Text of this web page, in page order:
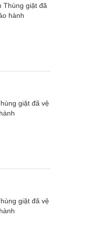
Thùng giặt đã
hành
giặt đã vệ
giặt đã vệ